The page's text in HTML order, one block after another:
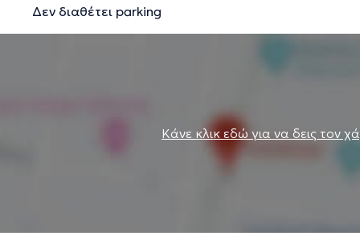
Δεν διαθέτει parking
Κάνε κλικ εδώ για να δεις τον